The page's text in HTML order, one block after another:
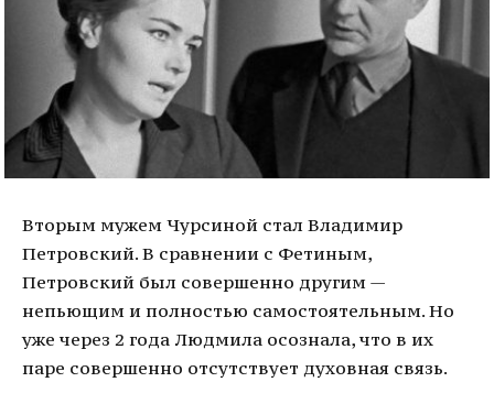
Вторым мужем Чурсиной стал Владимир
Петровский. В сравнении с Фетиным,
Петровский был совершенно другим —
непьющим и полностью самостоятельным. Но
уже через 2 года Людмила осознала, что в их
паре совершенно отсутствует духовная связь.